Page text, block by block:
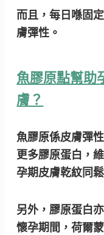
而且，每日喺固
膚彈性。
魚膠原點幫助
膚？
魚膠原係皮膚彈
更多膠原蛋白，
孕期皮膚乾紋同
另外，膠原蛋白
懷孕期間，荷爾